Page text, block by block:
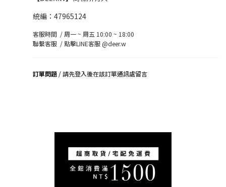
統編：47965124
客服時間 / 周一 ~ 周五 10:00 ~ 18:00
聯繫客服 /點擊LINE客服 @deer.w
訂單問題 / 請先登入後在該訂單通訊處留言